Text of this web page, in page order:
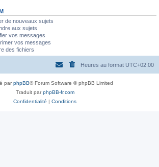
de nouveaux sujets
aux sujets
vos messages
vos messages
des fichiers
Heures au format UTC+02:00
parphpBB® Forum Software © phpBB Limited
Traduit parphpBB-fr.com
Confidentialité | Conditions